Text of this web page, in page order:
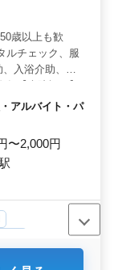
。車通勤可能
ています。
心して長く働
地域の方々
働けます。平
で、経験を
ながら、充
歳以上も歓
ルチェック、服
入浴介助、排
看護基準：一
、在宅復帰支援
アルバイト・パ
〜2,000円